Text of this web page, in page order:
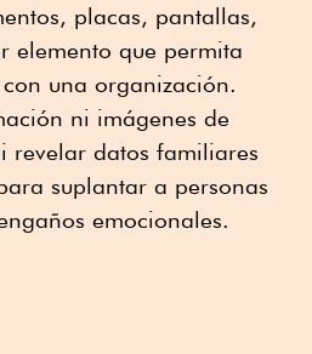
placas, pantallas,
elemento que permita
una organización.
ni imágenes de
revelar datos familiares
suplantar a personas
emocionales.